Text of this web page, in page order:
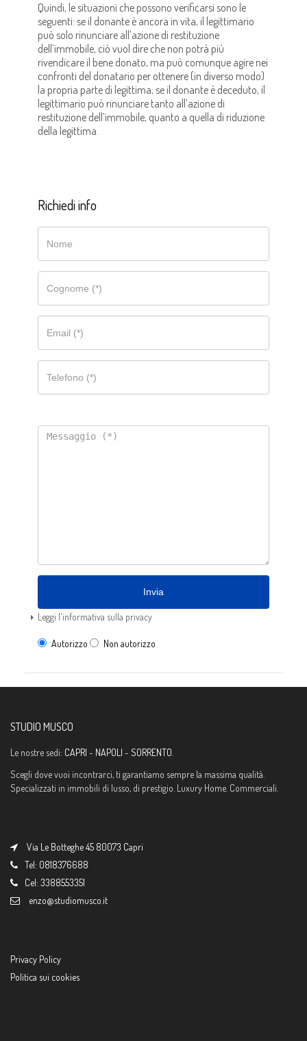
Quindi, le situazioni che possono verificarsi sono le
seguenti: se il donante è ancora in vita, il legittimario
può solo rinunciare all’azione di restituzione
dell’immobile, ciò vuol dire che non potrà più
rivendicare il bene donato, ma può comunque agire nei
confronti del donatario per ottenere (in diverso modo)
la propria parte di legittima; se il donante è deceduto, il
legittimario può rinunciare tanto all’azione di
restituzione dell’immobile, quanto a quella di riduzione
della legittima.
Richiedi info
Invia
Leggi l'informativa sulla privacy
Autorizzo Non autorizzo
STUDIO MUSCO
Le nostre sedi: CAPRI - NAPOLI - SORRENTO
Scegli dove vuoi incontrarci, ti garantiamo sempre la massima qualità.
Specializzati in immobili di lusso, di prestigio. Luxury Home. Commerciali.
Via Le Botteghe 45 80073 Capri
Tel: 0818376688
Cel: 3388553351
enzo@studiomusco.it
Privacy Policy
Politica sui cookies